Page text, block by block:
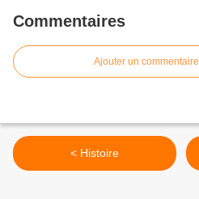
Commentaires
Ajouter un commentaire
< Histoire